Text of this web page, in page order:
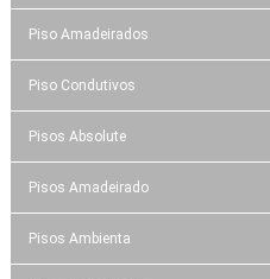
Piso Amadeirados
Piso Condutivos
Pisos Absolute
Pisos Amadeirado
Pisos Ambienta